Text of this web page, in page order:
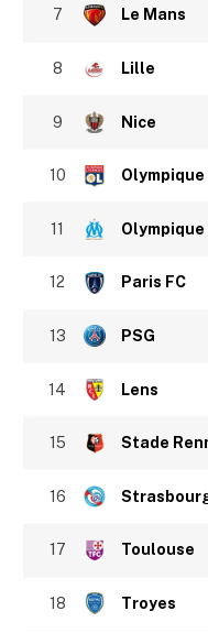
7 Le Mans
8 Lille
9 Nice
10 Olympique
11
12 Paris FC
13 PSG
14 Lens
15 Stade
16
17 Toulouse
18 Troyes